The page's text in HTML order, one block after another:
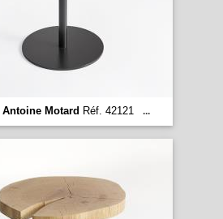
Antoine Motard Réf. 42121 ...